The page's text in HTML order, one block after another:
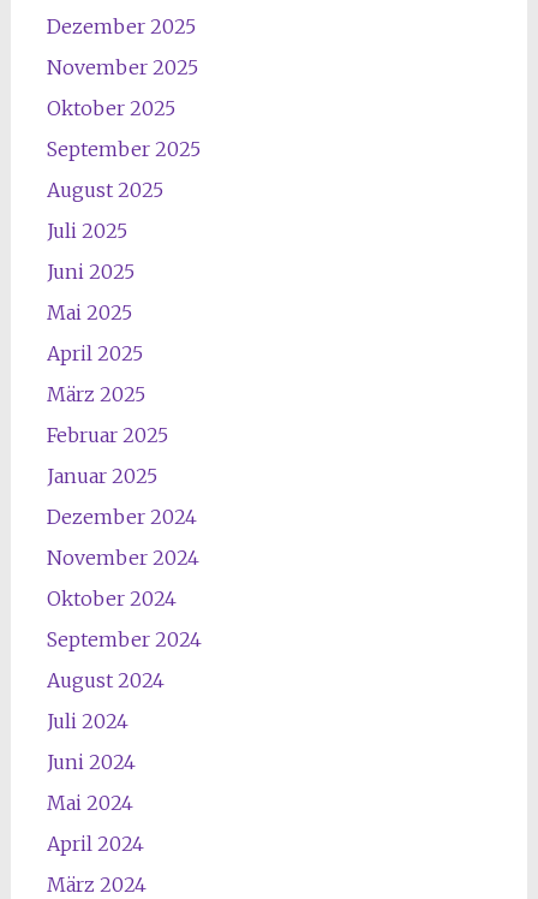
Dezember 2025
November 2025
Oktober 2025
September 2025
August 2025
Juli 2025
Juni 2025
Mai 2025
April 2025
März 2025
Februar 2025
Januar 2025
Dezember 2024
November 2024
Oktober 2024
September 2024
August 2024
Juli 2024
Juni 2024
Mai 2024
April 2024
März 2024